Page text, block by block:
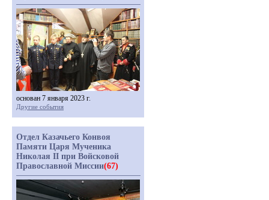
основан 7 января 2023 г.
Другие события
Отдел Казачьего Конвоя
Памяти Царя Мученика
Николая II при Войсковой
Православной Миссии(67)